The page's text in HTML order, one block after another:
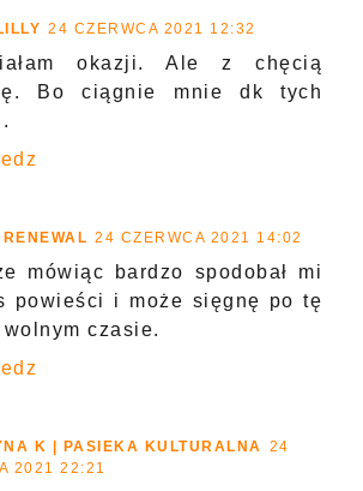
24 CZERWCA 2021 12:32
okazji. Ale z chęcią
Bo ciągnie mnie dk tych
24 CZERWCA 2021 14:02
mówiąc bardzo spodobał mi
powieści i może sięgnę po tę
czasie.
K | PASIEKA KULTURALNA 24
2021 22:21